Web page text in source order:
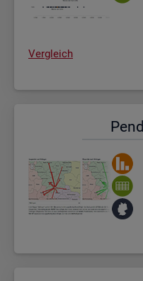
Ver­gleich